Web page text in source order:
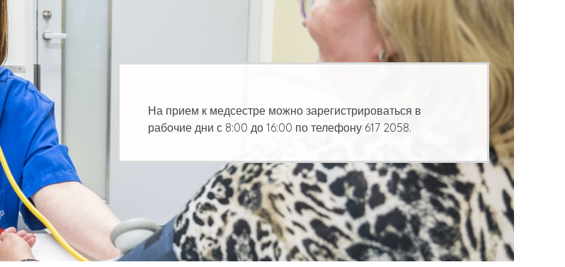
На прием к медсестре можно зарегистрироваться в
рабочие дни с 8:00 до 16:00 по телефону 617 2058.